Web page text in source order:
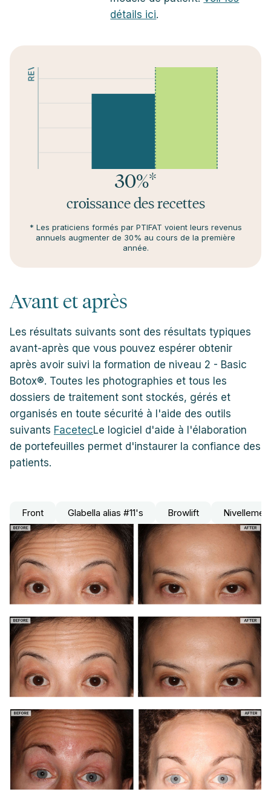
détails ici.
30%*
croissance des recettes
* Les praticiens formés par PTIFAT voient leurs revenus
annuels augmenter de 30% au cours de la première
année.
Avant et après
Les résultats suivants sont des résultats typiques
avant-après que vous pouvez espérer obtenir
après avoir suivi la formation de niveau 2 - Basic
Botox®. Toutes les photographies et tous les
dossiers de traitement sont stockés, gérés et
organisés en toute sécurité à l'aide des outils
suivants FacetecLe logiciel d'aide à l'élaboration
de portefeuilles permet d'instaurer la confiance des
patients.
Front Glabella alias #11's Browlift